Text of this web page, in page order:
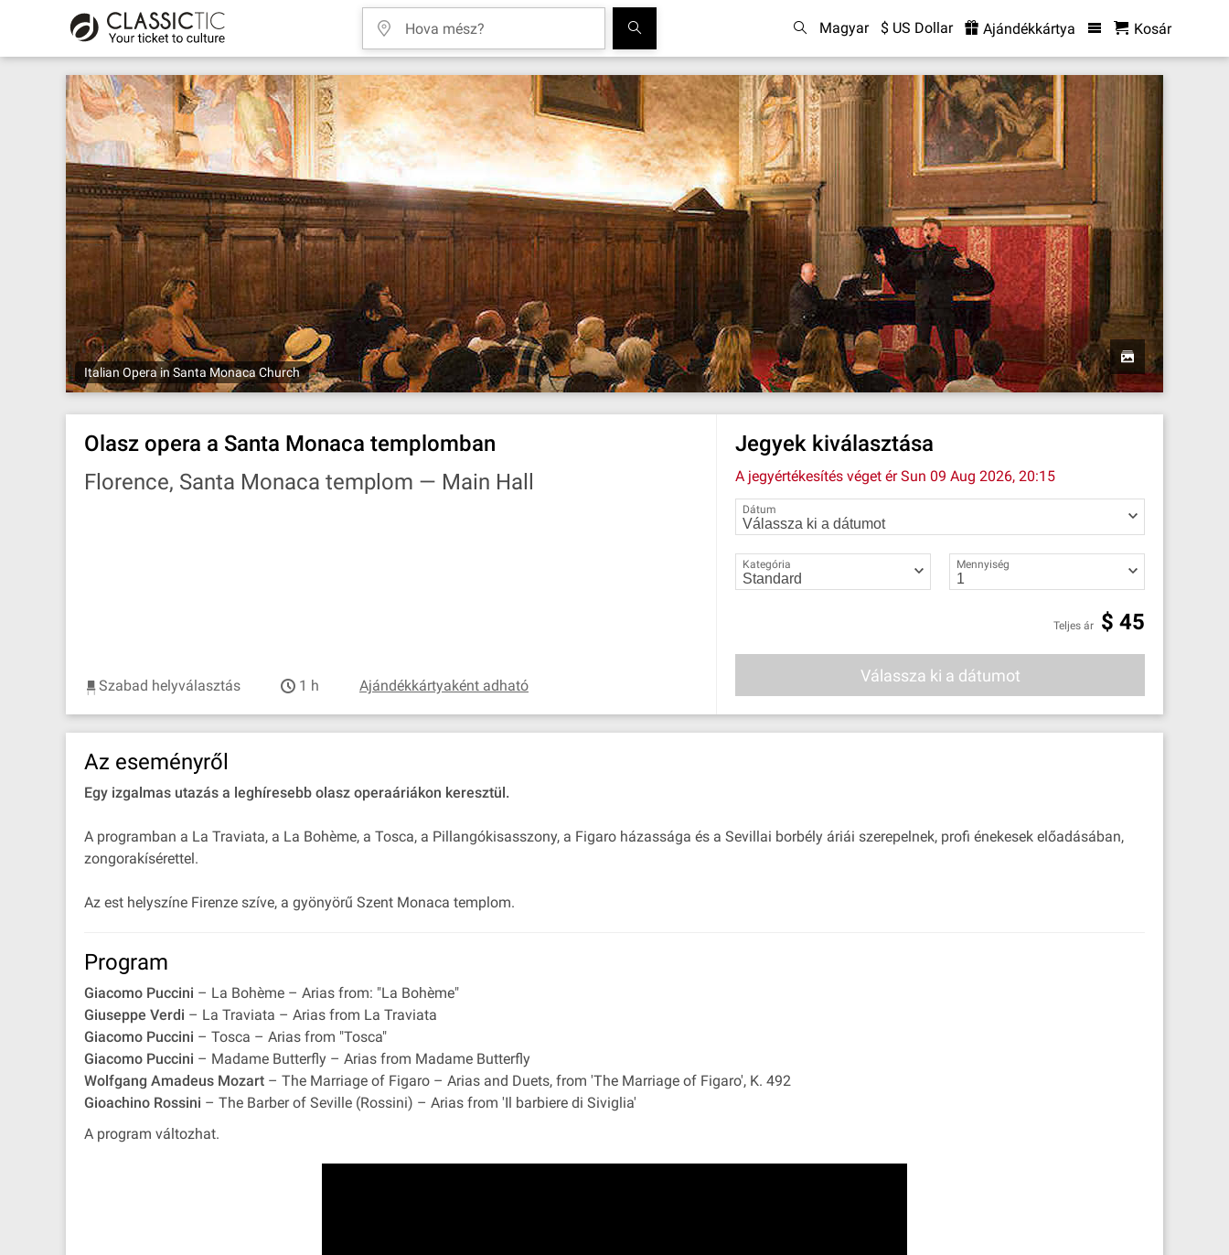
Magyar $ US Dollar Ajándékkártya Kosár
Italian Opera in Santa Monaca Church
Olasz opera a Santa Monaca templomban
Florence, Santa Monaca templom — Main Hall
Szabad helyválasztás 1 h Ajándékkártyaként adható
Jegyek kiválasztása
A jegyértékesítés véget érSun 09 Aug 2026, 20:15
Dátum
Kategória Mennyiség
Teljes ár $ 45
Válassza ki a dátumot
Az eseményről
Egy izgalmas utazás a leghíresebb olasz operaáriákon keresztül.
A programban a La Traviata, a La Bohème, a Tosca, a Pillangókisasszony, a Figaro házassága és a Sevillai borbély áriái szerepelnek, profi énekesek előadásában,
zongorakísérettel.
Az est helyszíne Firenze szíve, a gyönyörű Szent Monaca templom.
Program
Giacomo Puccini – La Bohème – Arias from: "La Bohème"
Giuseppe Verdi – La Traviata – Arias from La Traviata
Giacomo Puccini – Tosca – Arias from "Tosca"
Giacomo Puccini – Madame Butterfly – Arias from Madame Butterfly
Wolfgang Amadeus Mozart – The Marriage of Figaro – Arias and Duets, from 'The Marriage of Figaro', K. 492
Gioachino Rossini – The Barber of Seville (Rossini) – Arias from 'Il barbiere di Siviglia'
A program változhat.